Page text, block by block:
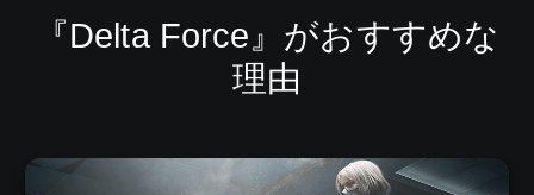
『Delta Force』がおすすめな
理由